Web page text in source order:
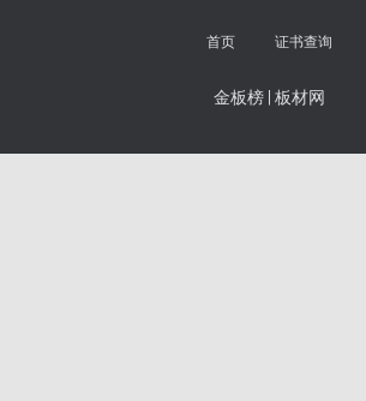
首页 证书查询
金板榜| 板材网